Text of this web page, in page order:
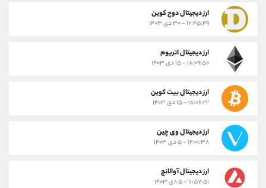
ارز دیجیتال دوج کوین
۱۲:۴۵:۴۹ - ۳۰ دی ۱۴۰۳
ارز دیجیتال اتریوم
۱۸:۰۹:۵۰ - ۱۵ دی ۱۴۰۳
ارز دیجیتال بیت کوین
۱۸:۰۶:۲۲ - ۱۵ دی ۱۴۰۳
ارز دیجیتال وی چین
۱۲:۰۱:۳۸ - ۵ دی ۱۴۰۳
ارز دیجیتال آوالانچ
۱۱:۵۷:۵۱ - ۵ دی ۱۴۰۳